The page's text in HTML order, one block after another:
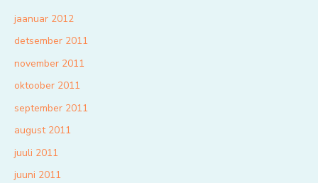
jaanuar 2012
detsember 2011
november 2011
oktoober 2011
september 2011
august 2011
juuli 2011
juuni 2011